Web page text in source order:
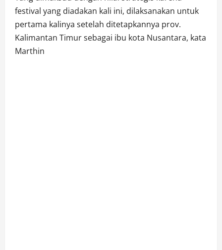
festival yang diadakan kali ini, dilaksanakan untuk
pertama kalinya setelah ditetapkannya prov.
Kalimantan Timur sebagai ibu kota Nusantara, kata
Marthin